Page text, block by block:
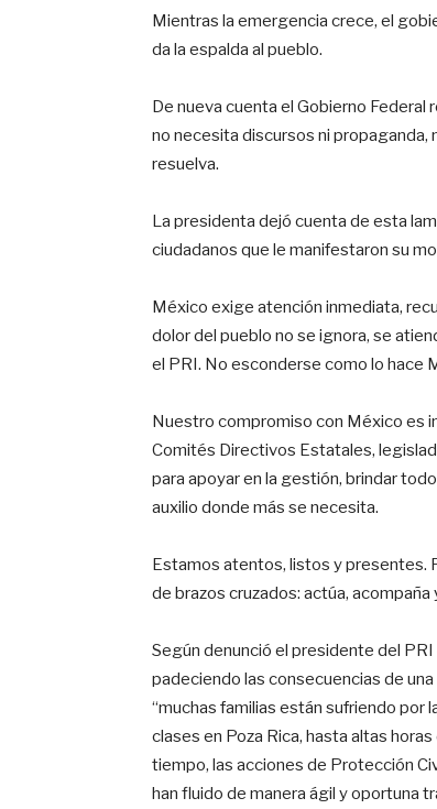
Mientras la emergencia crece, el
da la espalda al pueblo.
De nueva cuenta el Gobierno
no necesita discursos ni
resuelva.
La presidenta dejó cuenta de esta
ciudadanos que le manifestaron su
México exige atención inmediata,
dolor del pueblo no se ignora, se
el PRI. No esconderse como lo hace
Nuestro compromiso con México es
Comités Directivos Estatales,
para apoyar en la gestión, brindar
auxilio donde más se necesita.
Estamos atentos, listos y presentes.
de brazos cruzados: actúa, acompaña
Según denunció el presidente del
padeciendo las consecuencias de
“muchas familias están sufriendo por
clases en Poza Rica, hasta altas
tiempo, las acciones de Protección
han fluido de manera ágil y oportuna